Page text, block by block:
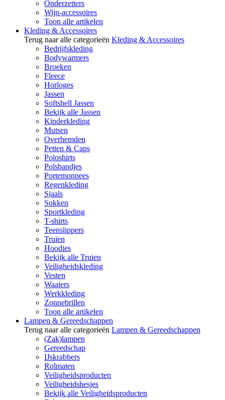
Onderzetters
Wijn-accessoires
Toon alle artikelen
Kleding & Accessoires
Terug naar alle categorieën Kleding & Accessoires
Bedrijfskleding
Bodywarmers
Broeken
Fleece
Horloges
Jassen
Softshell Jassen
Bekijk alle Jassen
Kinderkleding
Mutsen
Overhemden
Petten & Caps
Poloshirts
Polsbandjes
Portemonnees
Regenkleding
Sjaals
Sokken
Sportkleding
T-shirts
Teenslippers
Truien
Hoodies
Bekijk alle Truien
Veiligheidskleding
Vesten
Waaiers
Werkkleding
Zonnebrillen
Toon alle artikelen
Lampen & Gereedschappen
Terug naar alle categorieën Lampen & Gereedschappen
(Zak)lampen
Gereedschap
IJskrabbers
Rolmaten
Veiligheidsproducten
Veiligheidshesjes
Bekijk alle Veiligheidsproducten